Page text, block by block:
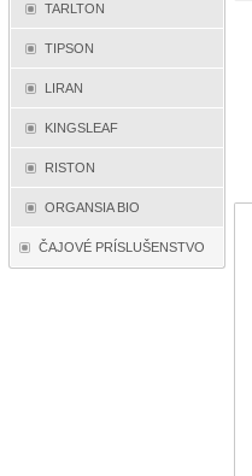
TARLTON
TIPSON
LIRAN
KINGSLEAF
RISTON
ORGANSIA BIO
ČAJOVÉ PRÍSLUŠENSTVO